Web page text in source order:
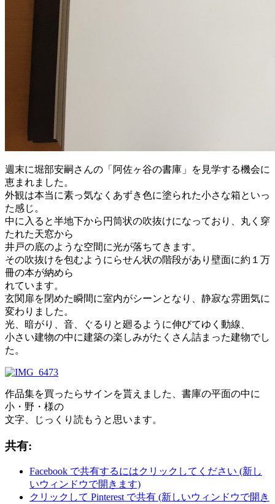
週末に堀部安嗣さんの「阿佐ヶ谷の書庫」を見学する機会に
恵まれました。
外観は本当に素っ気なくあずき色に塗られた小さな箱といっ
た感じ。
中に入ると半地下から円筒状の吹抜けになっており、丸く穿
たれた天窓から
井戸の底のような空間に光が落ちてきます。
その吹抜けを包むようにらせん状の階段があり壁面に約１万
冊の本が納めら
れています。
玄関扉を閉めた瞬間に室内がシーンとなり、静寂な雰囲気に
変わりました。
光、暗がり、音、ぐるりと廻るように伸びてゆく動線、
小さい建物の中に建築の楽しみがたくさん詰まった建物でし
た。
作品集を買ったらサインを貰えました、書庫の平面の中に
小・野・様の
文字、じっくり読もうと思います。
共有:
Facebook で共有するにはクリックしてください (新し
いウィンドウで開きます)
クリックして Pinterest で共有 (新しいウィンドウで開き